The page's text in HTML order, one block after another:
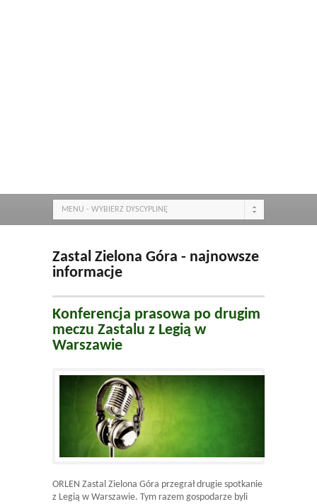
MENU - WYBIERZ DYSCYPLINĘ
Zastal Zielona Góra - najnowsze
informacje
Konferencja prasowa po drugim
meczu Zastalu z Legią w
Warszawie
ORLEN Zastal Zielona Góra przegrał drugie spotkanie
z Legią w Warszawie. Tym razem gospodarze byli